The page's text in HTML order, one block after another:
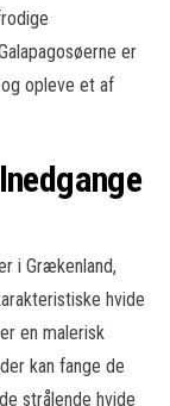
er
opleve et af
i Grækenland,
hvide
en malerisk
kan fange de
strålende hvide